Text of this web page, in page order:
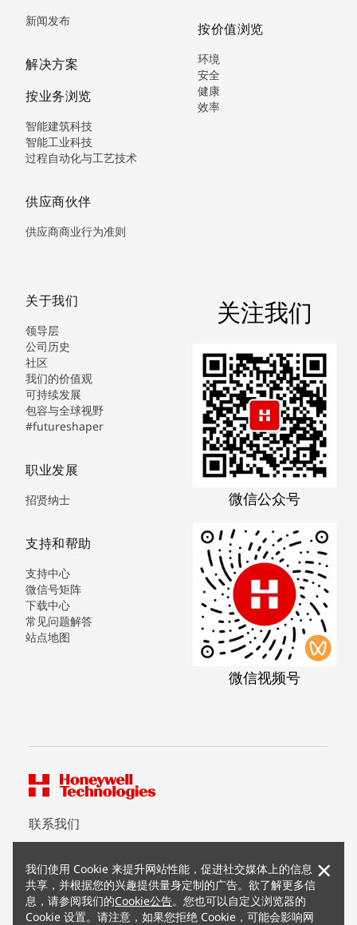
我们使用 Cookie 来提升网站性能，促进社交媒体上的信息
共享，并根据您的兴趣提供量身定制的广告。欲了解更多信
息，请参阅我们的Cookie公告。您也可以自定义浏览器的
Cookie 设置。请注意，如果您拒绝 Cookie，可能会影响网
×
新闻发布
解决方案
按业务浏览
智能建筑科技
智能工业科技
过程自动化与工艺技术
供应商伙伴
供应商商业行为准则
按价值浏览
环境
安全
健康
效率
关于我们
领导层
公司历史
社区
我们的价值观
可持续发展
包容与全球视野
#futureshaper
职业发展
招贤纳士
支持和帮助
支持中心
微信号矩阵
下载中心
常见问题解答
站点地图
关注我们
微信公众号
微信视频号
联系我们
版权所有 ©2026 霍尼韦尔（中国）有限公司
沪公网安备 31011502012180号
沪ICP备15008415号